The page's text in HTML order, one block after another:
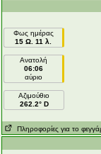
Φως ημέρας
15 Ω. 11 λ.
Ανατολή
06:06
αύριο
Aζιμούθιο
262.2° D
Πληροφορίες για το